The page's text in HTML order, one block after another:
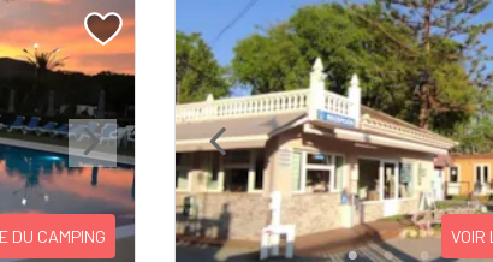
Next
DU CAMPING
Previous
VOIR